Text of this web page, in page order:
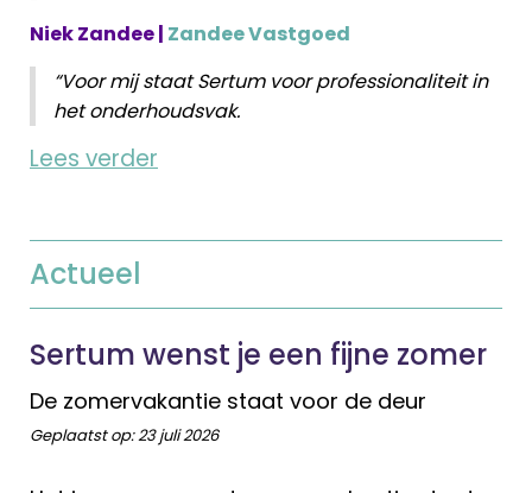
Niek Zandee | Zandee Vastgoed
“Voor mij staat Sertum voor professionaliteit in
het onderhoudsvak.
Lees verder
Actueel
Sertum wenst je een fijne zomer
De zomervakantie staat voor de deur
Geplaatst op:23 juli 2026